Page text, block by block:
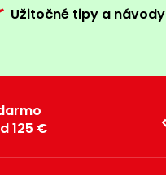
Užitočné tipy a návody
125 €